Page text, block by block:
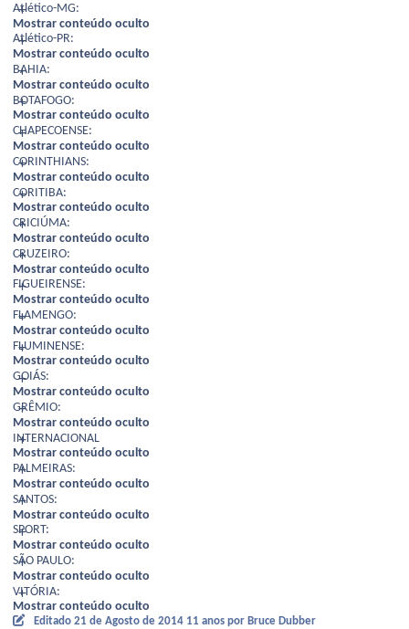
Atlético-MG:
Mostrar conteúdo oculto
Atlético-PR:
Mostrar conteúdo oculto
BAHIA:
Mostrar conteúdo oculto
BOTAFOGO:
Mostrar conteúdo oculto
CHAPECOENSE:
Mostrar conteúdo oculto
CORINTHIANS:
Mostrar conteúdo oculto
CORITIBA:
Mostrar conteúdo oculto
CRICIÚMA:
Mostrar conteúdo oculto
CRUZEIRO:
Mostrar conteúdo oculto
FIGUEIRENSE:
Mostrar conteúdo oculto
FLAMENGO:
Mostrar conteúdo oculto
FLUMINENSE:
Mostrar conteúdo oculto
GOIÁS:
Mostrar conteúdo oculto
GRÊMIO:
Mostrar conteúdo oculto
INTERNACIONAL
Mostrar conteúdo oculto
PALMEIRAS:
Mostrar conteúdo oculto
SANTOS:
Mostrar conteúdo oculto
SPORT:
Mostrar conteúdo oculto
SÃO PAULO:
Mostrar conteúdo oculto
VITÓRIA:
Mostrar conteúdo oculto
Editado 21 de Agosto de 2014 11 anos por Bruce Dubber